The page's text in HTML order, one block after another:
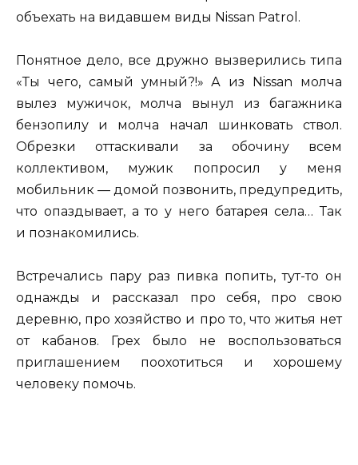
объехать на видавшем виды Nissan Patrol.
Понятное дело, все дружно вызверились типа
«Ты чего, самый умный?!» А из Nissan молча
вылез мужичок, молча вынул из багажника
бензопилу и молча начал шинковать ствол.
Обрезки оттаскивали за обочину всем
коллективом, мужик попросил у меня
мобильник — домой позвонить, предупредить,
что опаздывает, а то у него батарея села… Так
и познакомились.
Встречались пару раз пивка попить, тут-то он
однажды и рассказал про себя, про свою
деревню, про хозяйство и про то, что житья нет
от кабанов. Грех было не воспользоваться
приглашением поохотиться и хорошему
человеку помочь.